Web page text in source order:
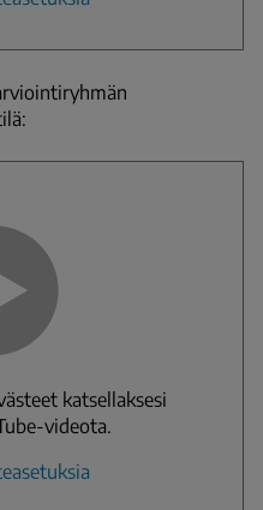
katsellaksesi
videota.